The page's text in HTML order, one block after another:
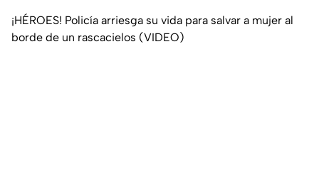
¡HÉROES! Policía arriesga su vida para salvar a mujer al
borde de un rascacielos (VIDEO)